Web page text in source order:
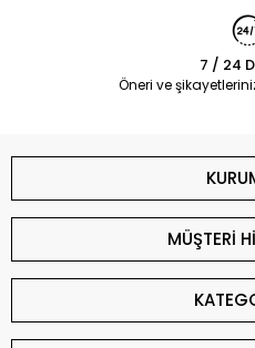
7 / 24
Öneri ve
MÜŞTERİ